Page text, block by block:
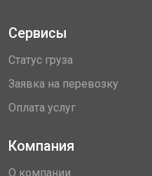
Сервисы
Статус груза
Заявка на перевозку
Оплата услуг
Компания
О компании